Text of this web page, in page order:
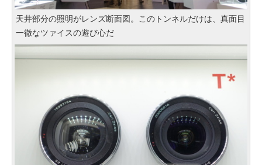
天井部分の照明がレンズ断面図。このトンネルだけは、真面目
一徹なツァイスの遊び心だ